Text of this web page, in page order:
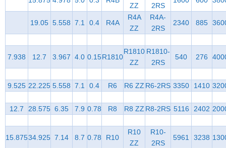
ZZ
2RS
19.05 5.558 7.1 0.4 R4A
R4A
ZZ
R4A-
2RS
2340 885
7.938 12.7 3.967 4.0 0.15R1810
R1810
ZZ
R1810-
2RS
540 276
9.525 22.225 5.558 7.1 0.4 R6 R6 ZZ R6-2RS 3350 1410
12.7 28.575 6.35 7.9 0.78 R8 R8 ZZ R8-2RS 5116 2402
15.87534.925 7.14 8.7 0.78 R10
R10
ZZ
R10-
2RS
5961 3238